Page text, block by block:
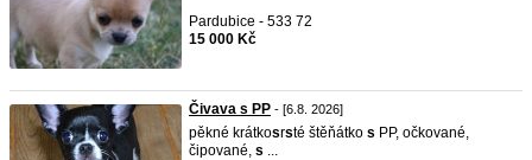
Pardubice - 533 72
15 000 Kč
Čivava s PP - [6.8. 2026]
pěkné krátkosrsté štěňátko s PP, očkované,
čipované, s ...